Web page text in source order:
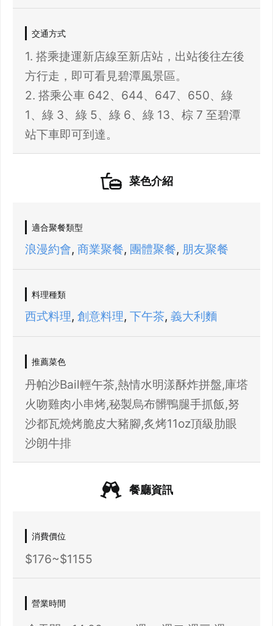
交通方式
1. 搭乘捷運新店線至新店站，出站後往左後
方行走，即可看見碧潭風景區。
2. 搭乘公車 642、644、647、650、綠
1、綠 3、綠 5、綠 6、綠 13、棕 7 至碧潭
站下車即可到達。
菜色介紹
適合聚餐類型
浪漫約會, 商業聚餐, 團體聚餐, 朋友聚餐
料理種類
西式料理, 創意料理, 下午茶, 義大利麵
推薦菜色
丹帕沙Bail輕午茶,熱情水明漾酥炸拼盤,庫塔
火吻雞肉小串烤,秘製烏布髒鴨腿手抓飯,努
沙都瓦燒烤脆皮大豬腳,炙烤11oz頂級肋眼
沙朗牛排
餐廳資訊
消費價位
$176~$1155
營業時間
登出
確定要登出嗎？